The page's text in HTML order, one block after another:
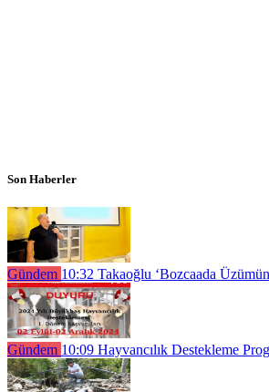
Son Haberler
Gündem 10:32 Takaoğlu ‘Bozcaada
Gündem 10:09 Hayvancılık Destekleme